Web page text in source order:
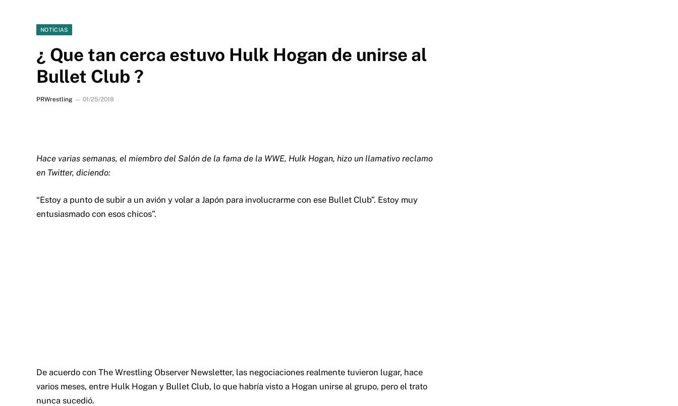
NOTICIAS
¿ Que tan cerca estuvo Hulk Hogan de unirse al
Bullet Club ?
PRWrestling 01/25/2018
Hace varias semanas, el miembro del Salón de la fama de la WWE, Hulk Hogan, hizo un llamativo reclamo
en Twitter, diciendo:
“Estoy a punto de subir a un avión y volar a Japón para involucrarme con ese Bullet Club”. Estoy muy
entusiasmado con esos chicos”.
De acuerdo con The Wrestling Observer Newsletter, las negociaciones realmente tuvieron lugar, hace
varios meses, entre Hulk Hogan y Bullet Club, lo que habría visto a Hogan unirse al grupo, pero el trato
nunca sucedió.